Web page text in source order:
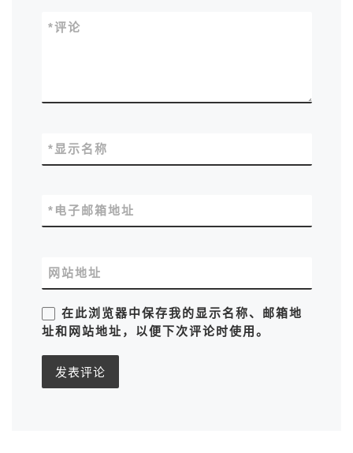
评论
*
显示名称
*
电子邮箱地址
*
网站地址
在此浏览器中保存我的显示名称、邮箱地
址和网站地址，以便下次评论时使用。